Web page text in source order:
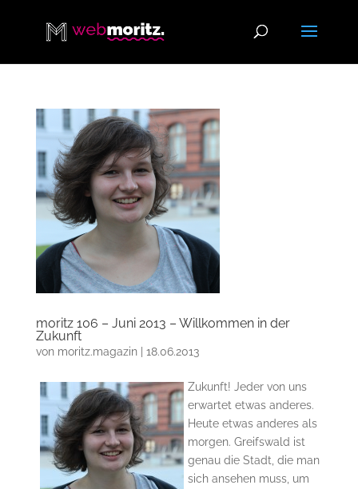
moritz 106 – Juni 2013 – Willkommen in der
Zukunft
von moritz.magazin| 18.06.2013
Zukunft! Jeder von uns
erwartet etwas anderes.
Heute etwas anderes als
morgen. Greifswald ist
genau die Stadt, die man
sich ansehen muss, um